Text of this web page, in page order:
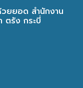
ยยอด สำนักงาน
ตรัง กระบี่